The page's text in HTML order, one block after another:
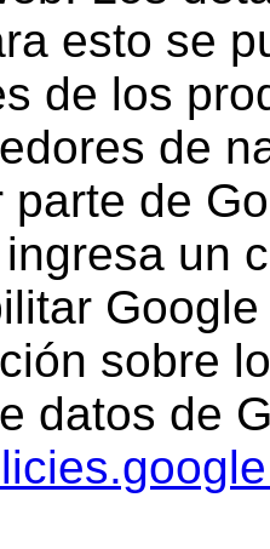
esto se
de los
de
parte de
un
sobre
datos de